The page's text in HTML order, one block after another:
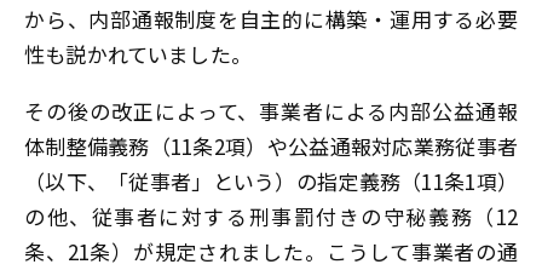
から、内部通報制度を自主的に構築・運用する必要
性も説かれていました。
その後の改正によって、事業者による内部公益通報
体制整備義務（11条2項）や公益通報対応業務従事者
（以下、「従事者」という）の指定義務（11条1項）
の他、従事者に対する刑事罰付きの守秘義務（12
条、21条）が規定されました。こうして事業者の通